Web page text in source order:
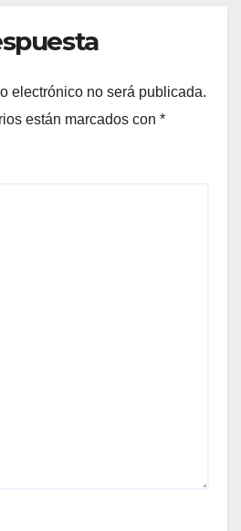
electrónico no será publicada.
están marcados con *